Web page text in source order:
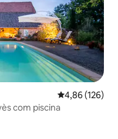
4,86 de uma
4,86 (126)
com piscina